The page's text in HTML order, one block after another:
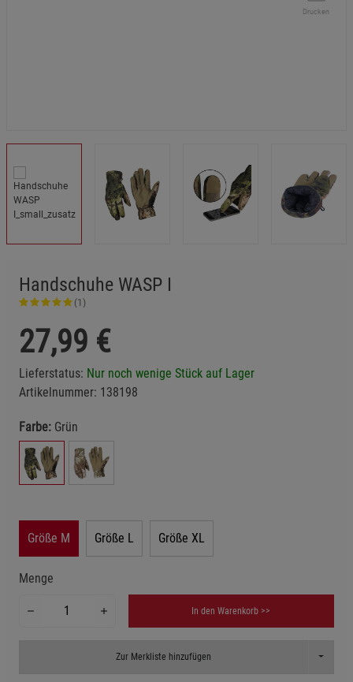
Drucken
Handschuhe WASP I
(1)
27,99 €
Lieferstatus: Nur noch wenige Stück auf Lager
Artikelnummer: 138198
Farbe: Grün
Größe M Größe L Größe XL
Menge
In den Warenkorb >>
Zur Merkliste hinzufügen Toggle